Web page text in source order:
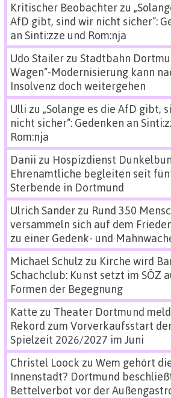
Kritischer Beobachterzu
AfD gibt, sind wir nicht sicher“:
an Sinti:zze und Rom:nja
Udo Stailerzu Stadtbahn
Wagen“-Modernisierung kann
Insolvenz doch weitergehen
Ulli zu „Solange es die AfD gibt,
nicht sicher“: Gedenken an
Rom:nja
Danii zu Hospizdienst
Ehrenamtliche begleiten seit
Sterbende in Dortmund
Ulrich Sanderzu Rund 350
versammeln sich auf dem
zu einer Gedenk- und
Michael Schulz zu Kirche wird
Schachclub: Kunst setzt im SÖZ
Formen der Begegnung
Katte zu Theater Dortmund
Rekord zum Vorverkaufsstart
Spielzeit 2026/2027 im Juni
Christel Loock zu Wem gehört
Innenstadt? Dortmund
Bettelverbot vor der